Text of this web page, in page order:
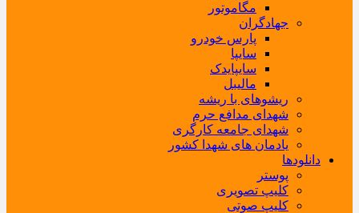
مگاموتور
جهادگران
پارس خودرو
سایپا
سایپایدک
مالیبل
ریشوهای با ریشه
شهدای مدافع حرم
شهدای جامعه کارگری
یادمان های شهدا کشور
دانلودها
پوستر
کلیپ تصویری
کلیپ صوتی